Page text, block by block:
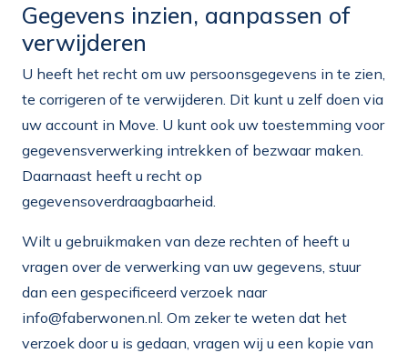
Gegevens inzien, aanpassen of
verwijderen
U heeft het recht om uw persoonsgegevens in te zien,
te corrigeren of te verwijderen. Dit kunt u zelf doen via
uw account in Move. U kunt ook uw toestemming voor
gegevensverwerking intrekken of bezwaar maken.
Daarnaast heeft u recht op
gegevensoverdraagbaarheid.
Wilt u gebruikmaken van deze rechten of heeft u
vragen over de verwerking van uw gegevens, stuur
dan een gespecificeerd verzoek naar
info@faberwonen.nl. Om zeker te weten dat het
verzoek door u is gedaan, vragen wij u een kopie van